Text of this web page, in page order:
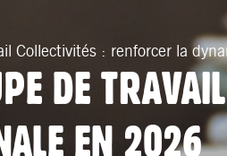
Collectivités : renforcer la
DE
EN 2026